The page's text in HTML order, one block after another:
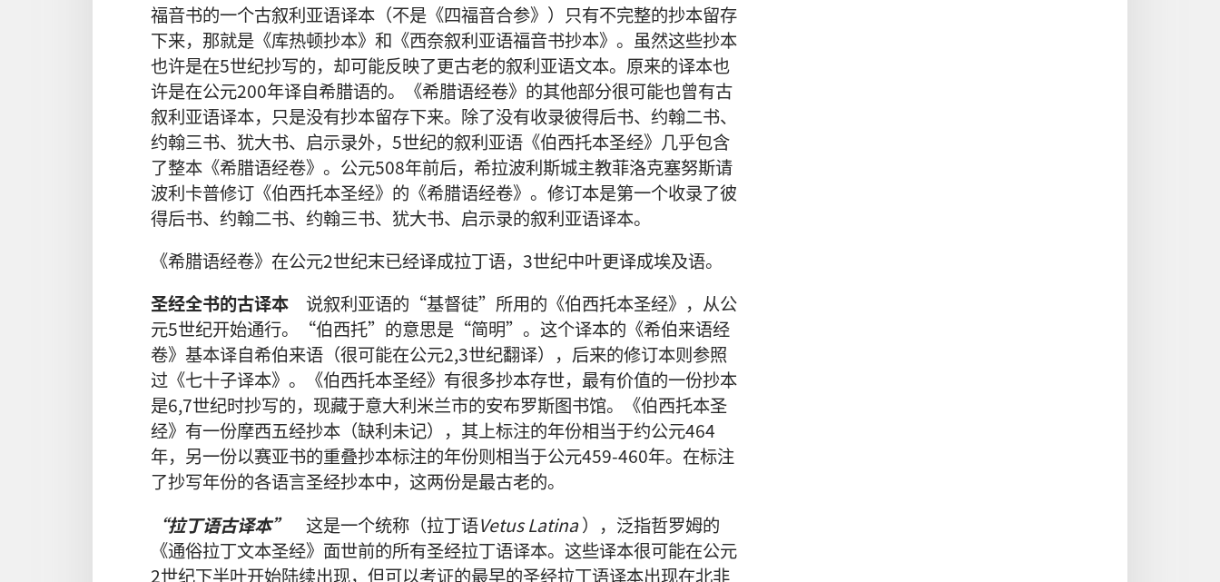
福音书的一个古叙利亚语译本（不是《四福音合参》）只有不完整的抄本留存
下来，那就是《库热顿抄本》和《西奈叙利亚语福音书抄本》。虽然这些抄本
也许是在5世纪抄写的，却可能反映了更古老的叙利亚语文本。原来的译本也
许是在公元200年译自希腊语的。《希腊语经卷》的其他部分很可能也曾有古
叙利亚语译本，只是没有抄本留存下来。除了没有收录彼得后书、约翰二书、
约翰三书、犹大书、启示录外，5世纪的叙利亚语《伯西托本圣经》几乎包含
了整本《希腊语经卷》。公元508年前后，希拉波利斯城主教菲洛克塞努斯请
波利卡普修订《伯西托本圣经》的《希腊语经卷》。修订本是第一个收录了彼
得后书、约翰二书、约翰三书、犹大书、启示录的叙利亚语译本。
《希腊语经卷》在公元2世纪末已经译成拉丁语，3世纪中叶更译成埃及语。
圣经全书的古译本 说叙利亚语的“基督徒”所用的《伯西托本圣经》，从公
元5世纪开始通行。“伯西托”的意思是“简明”。这个译本的《希伯来语经
卷》基本译自希伯来语（很可能在公元2,3世纪翻译），后来的修订本则参照
过《七十子译本》。《伯西托本圣经》有很多抄本存世，最有价值的一份抄本
是6,7世纪时抄写的，现藏于意大利米兰市的安布罗斯图书馆。《伯西托本圣
经》有一份摩西五经抄本（缺利未记），其上标注的年份相当于约公元464
年，另一份以赛亚书的重叠抄本标注的年份则相当于公元459-460年。在标注
了抄写年份的各语言圣经抄本中，这两份是最古老的。
“拉丁语古译本”
这是一个统称（拉丁语Vetus Latina），泛指哲罗姆的
《通俗拉丁文本圣经》面世前的所有圣经拉丁语译本。这些译本很可能在公元
2世纪下半叶开始陆续出现，但可以考证的最早的圣经拉丁语译本出现在北非